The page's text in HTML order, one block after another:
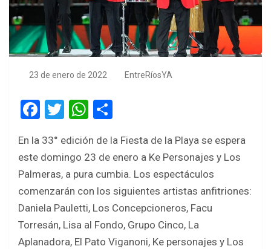
23 de enero de 2022 EntreRíosYA
F
ce
b
o
o
k
T
tt
er
W
at
s
A
p
p
ar
e
En la 33° edición de la Fiesta de la Playa se espera
este domingo 23 de enero a Ke Personajes y Los
Palmeras, a pura cumbia. Los espectáculos
comenzarán con los siguientes artistas anfitriones:
Daniela Pauletti, Los Concepcioneros, Facu
Torresán, Lisa al Fondo, Grupo Cinco, La
Aplanadora, El Pato Viganoni, Ke personajes y Los